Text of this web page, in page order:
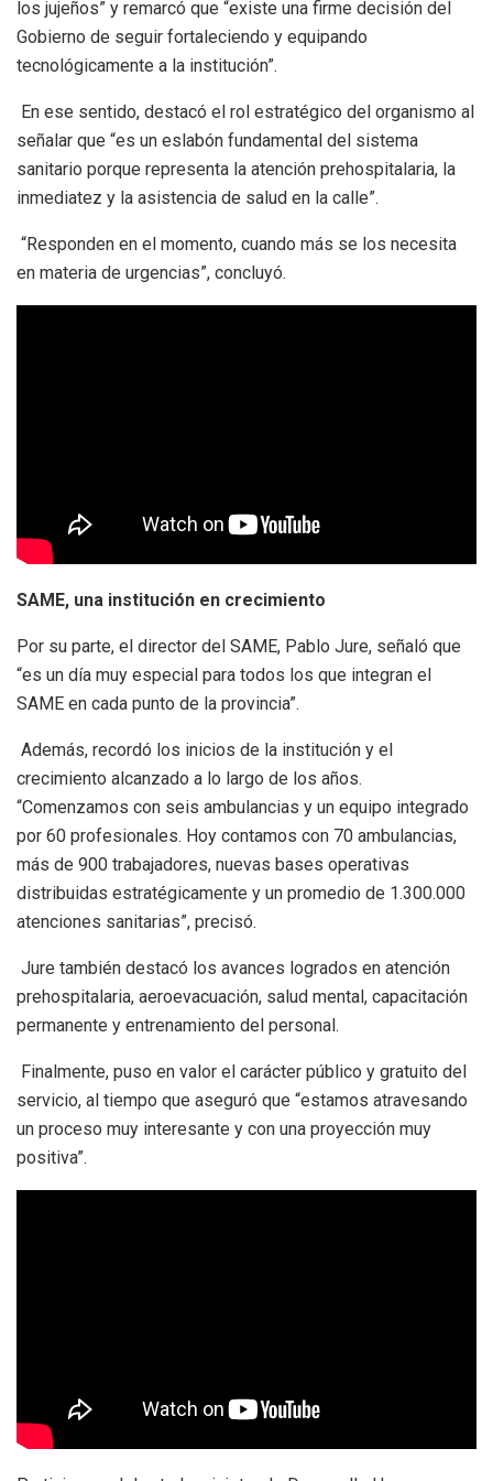
los jujeños” y remarcó que “existe una firme decisión del
Gobierno de seguir fortaleciendo y equipando
tecnológicamente a la institución”.
En ese sentido, destacó el rol estratégico del organismo al
señalar que “es un eslabón fundamental del sistema
sanitario porque representa la atención prehospitalaria, la
inmediatez y la asistencia de salud en la calle”.
“Responden en el momento, cuando más se los necesita
en materia de urgencias”, concluyó.
SAME, una institución en crecimiento
Por su parte, el director del SAME, Pablo Jure, señaló que
“es un día muy especial para todos los que integran el
SAME en cada punto de la provincia”.
Además, recordó los inicios de la institución y el
crecimiento alcanzado a lo largo de los años.
“Comenzamos con seis ambulancias y un equipo integrado
por 60 profesionales. Hoy contamos con 70 ambulancias,
más de 900 trabajadores, nuevas bases operativas
distribuidas estratégicamente y un promedio de 1.300.000
atenciones sanitarias”, precisó.
Jure también destacó los avances logrados en atención
prehospitalaria, aeroevacuación, salud mental, capacitación
permanente y entrenamiento del personal.
Finalmente, puso en valor el carácter público y gratuito del
servicio, al tiempo que aseguró que “estamos atravesando
un proceso muy interesante y con una proyección muy
positiva”.